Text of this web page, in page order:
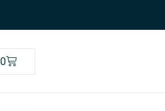
0